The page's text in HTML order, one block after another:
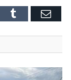
Tumblr Email